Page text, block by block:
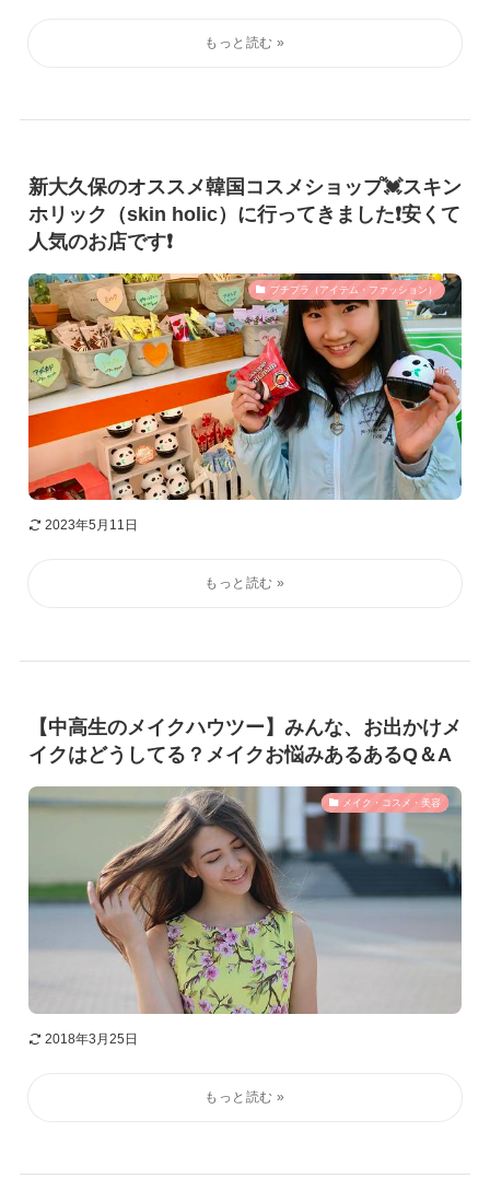
新大久保のオススメ韓国コスメショップ💓スキン
ホリック（skin holic）に行ってきました❗️安くて
人気のお店です❗️
プチプラ（アイテム・ファッション）
2023年5月11日
【中高生のメイクハウツー】みんな、お出かけメ
イクはどうしてる？メイクお悩みあるあるQ＆A
メイク・コスメ・美容
2018年3月25日